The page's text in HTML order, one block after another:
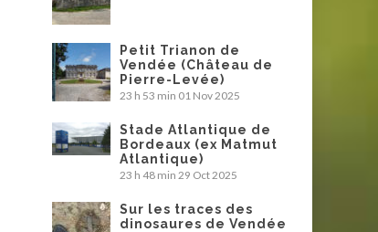
Petit Trianon de
Vendée (Château de
Pierre-Levée)
23 h 53 min 01 Nov 2025
Stade Atlantique de
Bordeaux (ex Matmut
Atlantique)
23 h 48 min 29 Oct 2025
Sur les traces des
dinosaures de Vendée